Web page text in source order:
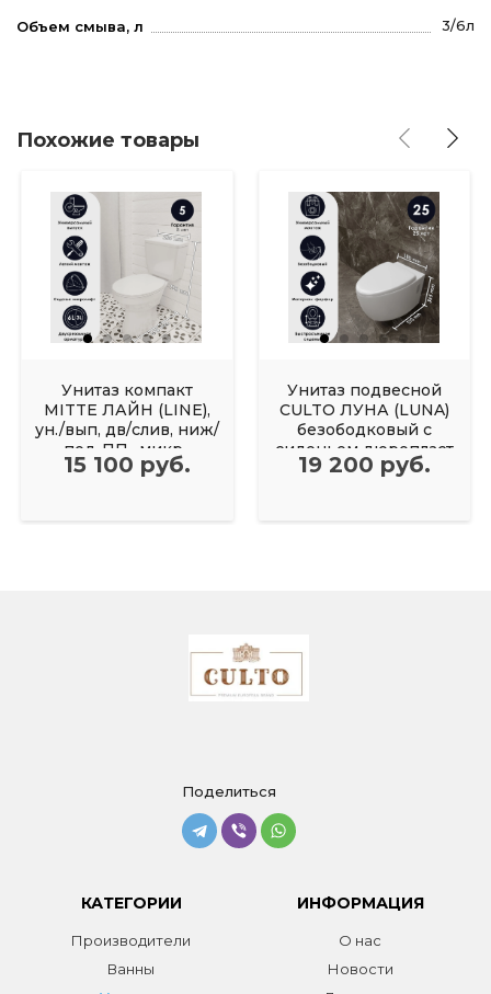
Объем смыва, л 3/6л
Похожие товары
Унитаз компакт
MITTE ЛАЙН (LINE),
ун./вып, дв/слив, ниж/
под.,ПП., микр.,
15 100 руб.
Унитаз подвесной
CULTO ЛУНА (LUNA)
безободковый с
сиденьем дюропласт
микролифт
19 200 руб.
Поделиться
КАТЕГОРИИ
Производители
Ванны
ИНФОРМАЦИЯ
О нас
Новости